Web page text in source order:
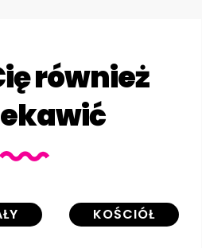
również
KOŚCIÓŁ